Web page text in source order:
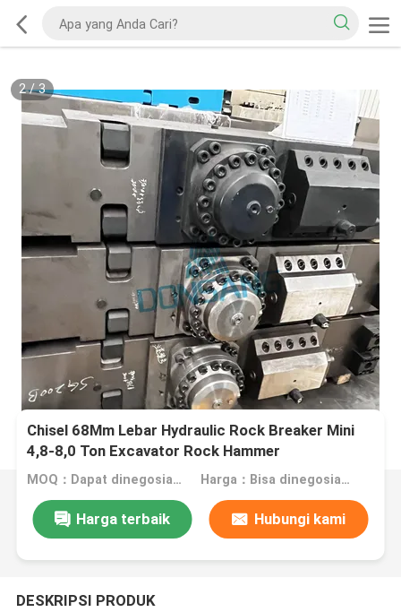
2/3
Chisel 68Mm Lebar Hydraulic Rock Breaker Mini
4,8-8,0 Ton Excavator Rock Hammer
MOQ：Dapat dinegosiasikan Harga：Bisa dinegosiasikan
Harga terbaik Hubungi kami
DESKRIPSI PRODUK